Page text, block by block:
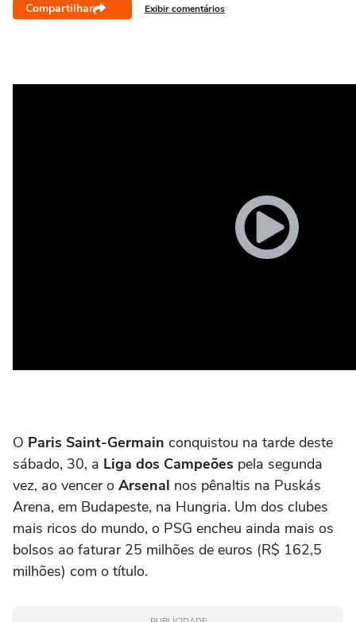
Compartilhar Exibir comentários
O Paris Saint-Germain conquistou na tarde deste
sábado, 30, a Liga dos Campeões pela segunda
vez, ao vencer o Arsenal nos pênaltis na Puskás
Arena, em Budapeste, na Hungria. Um dos clubes
mais ricos do mundo, o PSG encheu ainda mais os
bolsos ao faturar 25 milhões de euros (R$ 162,5
milhões) com o título.